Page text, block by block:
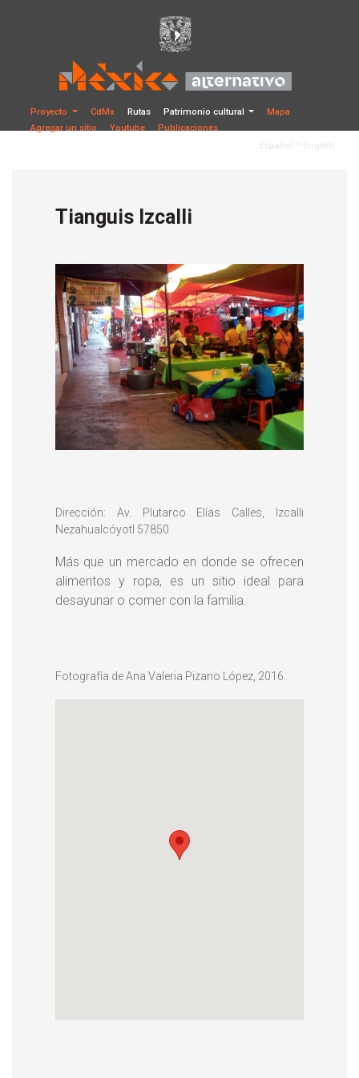
Proyecto CdMx Rutas Patrimonio cultural
Mapa
Agregar un sitio
Youtube
Publicaciones
Tianguis Izcalli
Dirección: Av. Plutarco Elías Calles, Izcalli
Nezahualcóyotl 57850
Más que un mercado en donde se ofrecen
alimentos y ropa, es un sitio ideal para
desayunar o comer con la familia.
Fotografía de Ana Valeria Pizano López, 2016.